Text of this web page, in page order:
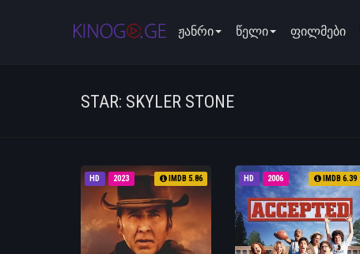
ჟანრი წელი ფილმები
STAR: SKYLER STONE
HD 2023 IMDB 5.86 HD 2006 IMDB 6.39